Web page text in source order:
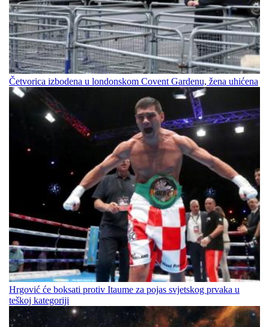
Četvorica izbodena u londonskom Covent Gardenu, žena uhićena
Hrgović će boksati protiv Itaume za pojas svjetskog prvaka u
teškoj kategoriji